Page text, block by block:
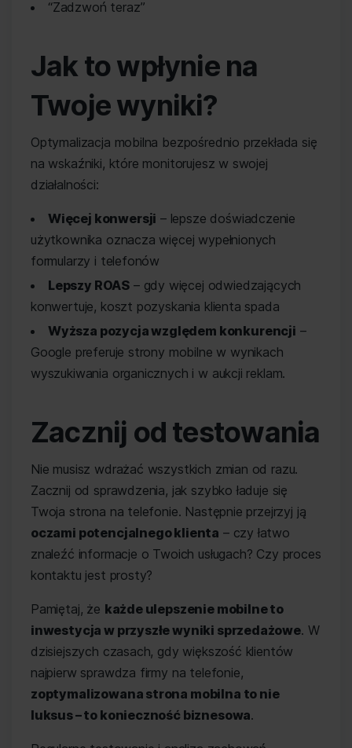
“Zadzwoń teraz”
Jak to wpłynie na
Twoje wyniki?
Optymalizacja mobilna bezpośrednio przekłada się
na wskaźniki, które monitorujesz w swojej
działalności:
Więcej konwersji – lepsze doświadczenie
użytkownika oznacza więcej wypełnionych
formularzy i telefonów
Lepszy ROAS – gdy więcej odwiedzających
konwertuje, koszt pozyskania klienta spada
Wyższa pozycja względem konkurencji –
Google preferuje strony mobilne w wynikach
wyszukiwania organicznych i w aukcji reklam.
Zacznij od testowania
Nie musisz wdrażać wszystkich zmian od razu.
Zacznij od sprawdzenia, jak szybko ładuje się
Twoja strona na telefonie. Następnie przejrzyj ją
oczami potencjalnego klienta – czy łatwo
znaleźć informacje o Twoich usługach? Czy proces
kontaktu jest prosty?
Pamiętaj, że każde ulepszenie mobilne to
inwestycja w przyszłe wyniki sprzedażowe. W
dzisiejszych czasach, gdy większość klientów
najpierw sprawdza firmy na telefonie,
zoptymalizowana strona mobilna to nie
luksus – to konieczność biznesowa.